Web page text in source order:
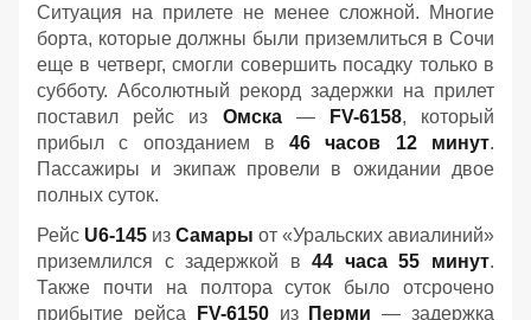
Ситуация на прилете не менее сложной. Многие
борта, которые должны были приземлиться в Сочи
еще в четверг, смогли совершить посадку только в
субботу. Абсолютный рекорд задержки на прилет
поставил рейс из Омска— FV-6158, который
прибыл с опозданием в46 часов 12 минут.
Пассажиры и экипаж провели в ожидании двое
полных суток.
Рейс U6-145 из Самары от «Уральских авиалиний»
приземлился с задержкой в44 часа 55 минут.
Также почти на полтора суток было отсрочено
прибытие рейса
FV-6150из Перми — задержка